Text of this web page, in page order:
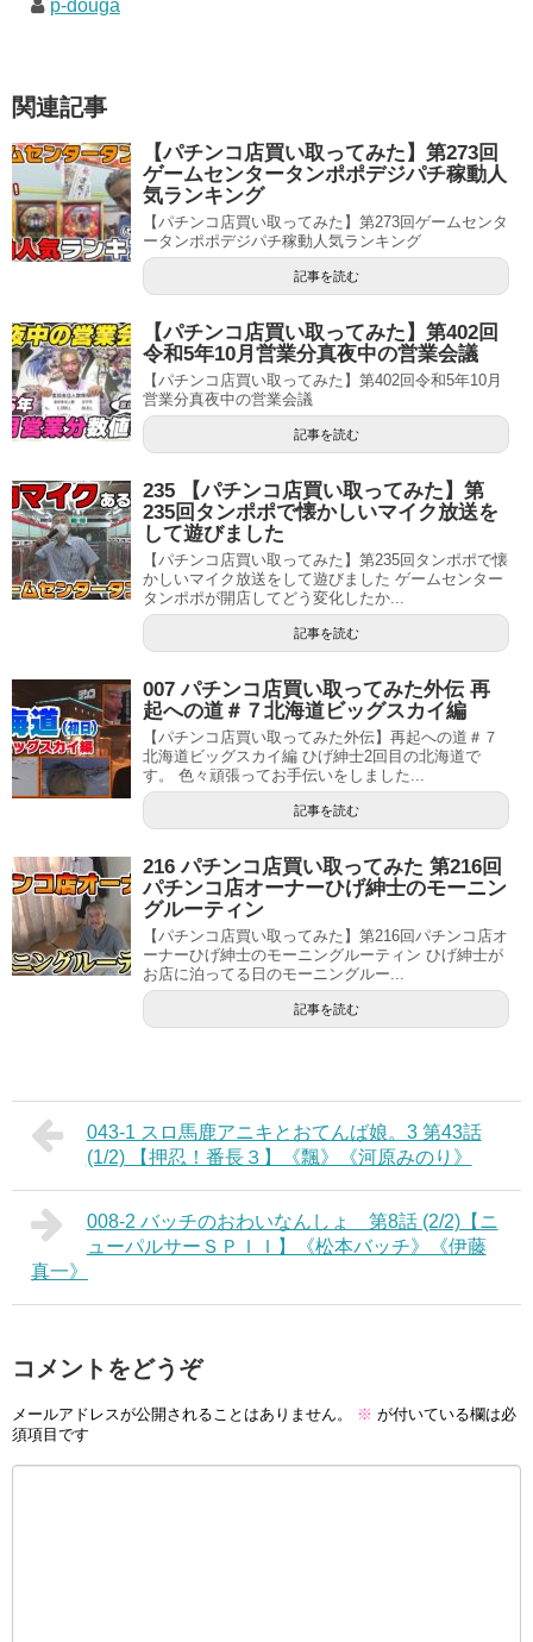
p-douga
関連記事
【パチンコ店買い取ってみた】第273回
ゲームセンタータンポポデジパチ稼動人
気ランキング
【パチンコ店買い取ってみた】第273回ゲームセンタ
ータンポポデジパチ稼動人気ランキング
記事を読む
【パチンコ店買い取ってみた】第402回
令和5年10月営業分真夜中の営業会議
【パチンコ店買い取ってみた】第402回令和5年10月
営業分真夜中の営業会議
記事を読む
235 【パチンコ店買い取ってみた】第
235回タンポポで懐かしいマイク放送を
して遊びました
【パチンコ店買い取ってみた】第235回タンポポで懐
かしいマイク放送をして遊びました ゲームセンター
タンポポが開店してどう変化したか...
記事を読む
007 パチンコ店買い取ってみた外伝 再
起への道＃７北海道ビッグスカイ編
【パチンコ店買い取ってみた外伝】再起への道＃７
北海道ビッグスカイ編 ひげ紳士2回目の北海道で
す。 色々頑張ってお手伝いをしました...
記事を読む
216 パチンコ店買い取ってみた 第216回
パチンコ店オーナーひげ紳士のモーニン
グルーティン
【パチンコ店買い取ってみた】第216回パチンコ店オ
ーナーひげ紳士のモーニングルーティン ひげ紳士が
お店に泊ってる日のモーニングルー...
記事を読む
043-1 スロ馬鹿アニキとおてんば娘。3 第43話
(1/2) 【押忍！番長３】《飄》《河原みのり》
008-2 バッチのおわいなんしょ 第8話 (2/2)【ニ
ューパルサーＳＰＩＩ】《松本バッチ》《伊藤
真一》
コメントをどうぞ
メールアドレスが公開されることはありません。 ※ が付いている欄は必
須項目です